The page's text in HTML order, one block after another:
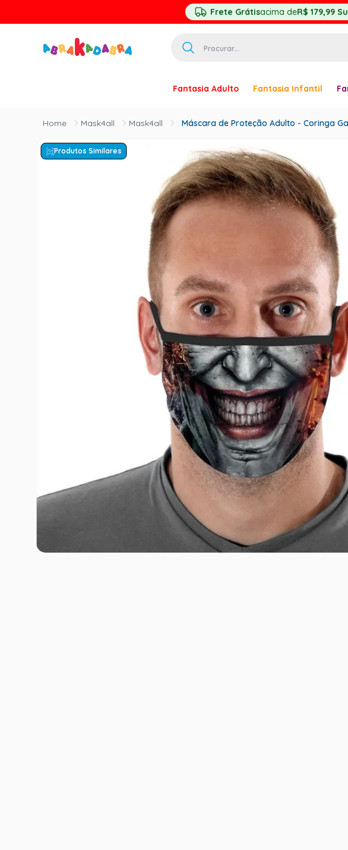
Frete Grátisacima deR$ 179,99
Fantasia Adulto Fantasia Infantil
Mask4all Mask4all Máscara de Proteção Adulto - Coringa
Produtos Similares
princesa
4º
pirata
5º
mascara
6º
paquita
10º toy story